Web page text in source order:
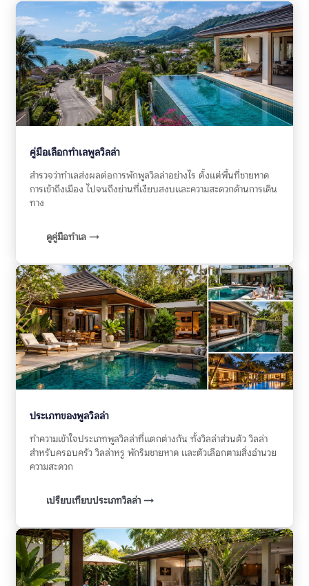
คู่มือเลือกทำเลพูลวิลล่า
สำรวจว่าทำเลส่งผลต่อการพักพูลวิลล่าอย่างไร ตั้งแต่พื้นที่ชายหาด
การเข้าถึงเมือง ไปจนถึงย่านที่เงียบสงบและความสะดวกด้านการเดิน
ทาง
ดูคู่มือทำเล →
ประเภทของพูลวิลล่า
ทำความเข้าใจประเภทพูลวิลล่าที่แตกต่างกัน ทั้งวิลล่าส่วนตัว วิลล่า
สำหรับครอบครัว วิลล่าหรู พักริมชายหาด และตัวเลือกตามสิ่งอำนวย
ความสะดวก
เปรียบเทียบประเภทวิลล่า →